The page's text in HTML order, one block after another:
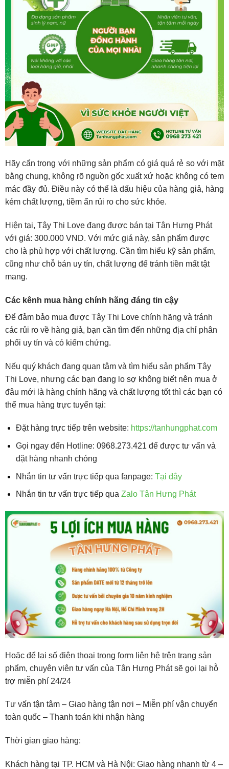
Hãy cẩn trọng với những sản phẩm có giá quá rẻ so với mặt
bằng chung, không rõ nguồn gốc xuất xứ hoặc không có tem
mác đầy đủ. Điều này có thể là dấu hiệu của hàng giả, hàng
kém chất lượng, tiềm ẩn rủi ro cho sức khỏe.
Hiện tại, Tây Thi Love đang được bán tại Tân Hưng Phát
với giá: 300.000 VND. Với mức giá này, sản phẩm được
cho là phù hợp với chất lượng. Cần tìm hiểu kỹ sản phẩm,
cũng như chỗ bán uy tín, chất lượng để tránh tiền mất tật
mang.
Các kênh mua hàng chính hãng đáng tin cậy
Để đảm bảo mua được Tây Thi Love chính hãng và tránh
các rủi ro về hàng giả, bạn cần tìm đến những địa chỉ phân
phối uy tín và có kiểm chứng.
Nếu quý khách đang quan tâm và tìm hiểu sản phẩm Tây
Thi Love, nhưng các bạn đang lo sợ không biết nên mua ở
đâu mới là hàng chính hãng và chất lượng tốt thì các bạn có
thể mua hàng trực tuyến tại:
Đặt hàng trực tiếp trên website: https://tanhungphat.com
Gọi ngay đến Hotline: 0968.273.421 để được tư vấn và
đặt hàng nhanh chóng
Nhắn tin tư vấn trực tiếp qua fanpage: Tại đây
Nhắn tin tư vấn trực tiếp qua Zalo Tân Hưng Phát
Hoặc để lại số điện thoại trong form liên hệ trên trang sản
phẩm, chuyên viên tư vấn của Tân Hưng Phát sẽ gọi lại hỗ
trợ miễn phí 24/24
Tư vấn tận tâm – Giao hàng tận nơi – Miễn phí vận chuyển
toàn quốc – Thanh toán khi nhận hàng
Thời gian giao hàng:
Khách hàng tại TP. HCM và Hà Nội: Giao hàng nhanh từ 4 –